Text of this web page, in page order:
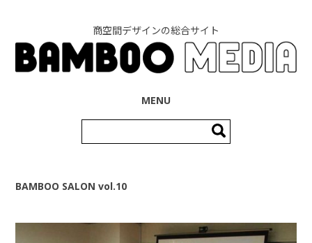
商空間デザインの総合サイト
MENU
索:
BAMBOO SALON vol.10